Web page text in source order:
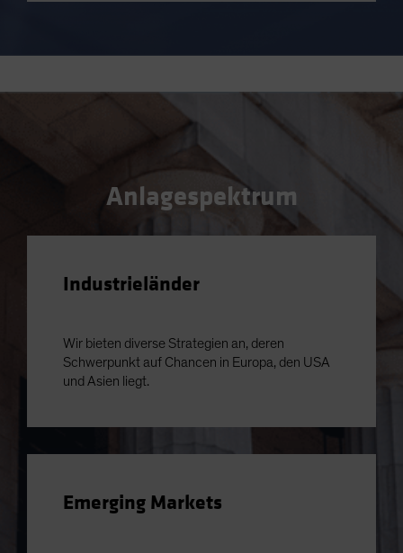
Anlagespektrum
Industrieländer
Wir bieten diverse Strategien an, deren
Schwerpunkt auf Chancen in Europa, den USA
und Asien liegt.
Emerging Markets